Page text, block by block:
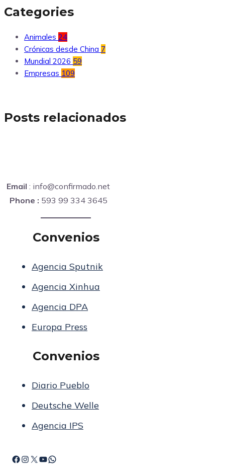
Categories
Animales 24
Crónicas desde China 7
Mundial 2026 59
Empresas 109
Posts relacionados
Email : info@confirmado.net
Phone : 593 99 334 3645
Convenios
Agencia Sputnik
Agencia Xinhua
Agencia DPA
Europa Press
Convenios
Diario Pueblo
Deutsche Welle
Agencia IPS